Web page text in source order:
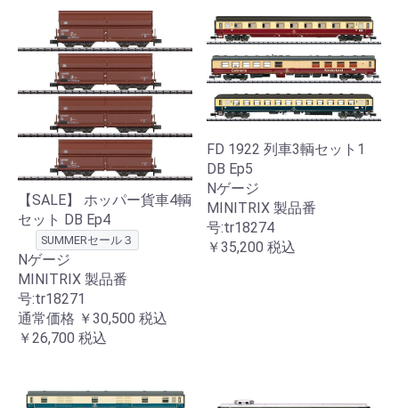
【SALE】 ホッパー貨車4輌
セット DB Ep4
SUMMERセール３
Nゲージ
MINITRIX 製品番
号:tr18271
通常価格 ￥30,500 税込
￥26,700 税込
FD 1922 列車3輌セット1
DB Ep5
Nゲージ
MINITRIX 製品番
号:tr18274
￥35,200 税込